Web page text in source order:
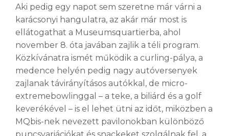
Aki pedig egy napot sem szeretne már várni a
karácsonyi hangulatra, az akár már most is
ellátogathat a Museumsquartierba, ahol
november 8. óta javában zajlik a téli program.
Közkívánatra ismét működik a curling-pálya, a
medence helyén pedig nagy autóversenyek
zajlanak távirányításos autókkal, de micro-
extremebowlinggal – a teke, a biliárd és a golf
keverékével – is el lehet ütni az időt, miközben a
MQbis-nek nevezett pavilonokban különböző
puncsvariációkat és snackeket szolgálnak fel, a